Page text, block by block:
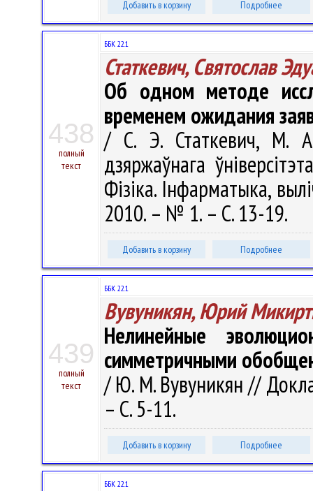
Добавить в корзину Подробнее
438
полный
текст
ББК 22.1
Статкевич, Святослав
Об одном методе
временем ожидания
/ С. Э. Статкевич, М.
дзяржаўнага
Фізіка. Інфарматыка,
2010. – № 1. – С. 13-19.
Добавить в корзину Подробнее
439
полный
текст
ББК 22.1
Вувуникян, Юрий
Нелинейные
симметричными
/ Ю. М. Вувуникян //
– С. 5-11.
Добавить в корзину Подробнее
ББК 22.1